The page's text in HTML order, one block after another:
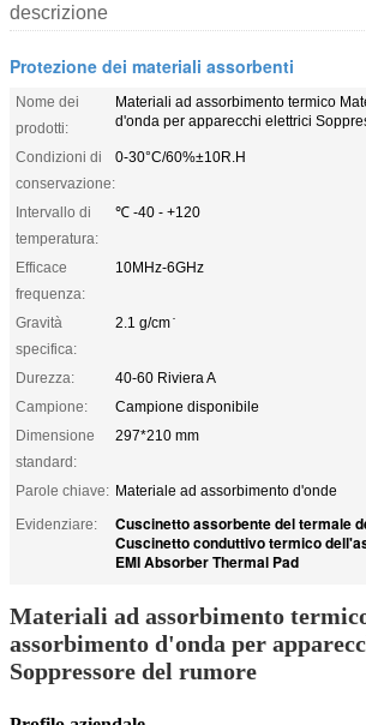
descrizione
Protezione dei materiali assorbenti
Nome dei
prodotti:
Materiali ad assorbimento termico
d'onda per apparecchi elettrici
Condizioni di
conservazione:
0-30°C/60%±10R.H
Intervallo di
temperatura:
℃ -40 - +120
Efficace
frequenza:
10MHz-6GHz
Gravità
specifica:
2.1 g/cm ̇
Durezza:
40-60 Riviera A
Campione:
Campione disponibile
Dimensione
standard:
297*210 mm
Parole chiave: Materiale ad assorbimento d'onde
Evidenziare:
Cuscinetto assorbente del termale
Cuscinetto conduttivo termico
EMI Absorber Thermal Pad
Materiali ad assorbimento
assorbimento d'onda per
Soppressore del rumore